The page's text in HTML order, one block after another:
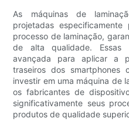
As máquinas de
projetadas
processo de laminação,
de alta qualidade. Essas
avançada para aplicar a
traseiros dos smartphones
investir em uma máquina de
os fabricantes de
significativamente seus
produtos de qualidade